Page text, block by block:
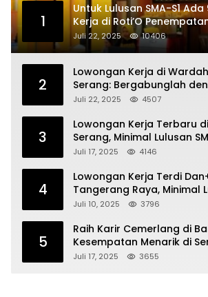
1
Untuk Lulusan SMA-S1
Kerja di Roti’O
dan Jakarta
Juli 22, 2025 10406
2
Lowongan Kerja di
Serang: Bergabunglah
Kecantikan
Juli 22, 2025 4507
3
Lowongan Kerja Terbaru
Serang, Minimal Lulusan
Sederajat
Juli 17, 2025 4146
4
Lowongan Kerja Terdi
Tangerang Raya, Minimal
SMK
Juli 10, 2025 3796
5
Raih Karir Cemerlang di
Kesempatan Menarik di
Juli 17, 2025 3655